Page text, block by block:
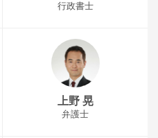
行政書士
上野 晃
弁護士